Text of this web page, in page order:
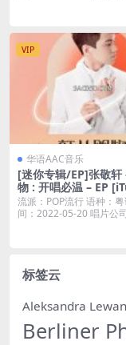
VIP
华语AAC音乐
[迷你专辑/EP]张敬轩
物 : 开唱必温 – EP
us M4A]
流派：POP流行 语种：
间：2022-05-20 唱片公
标签云
Aleksandra
Berliner